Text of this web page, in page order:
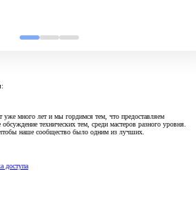
уже много лет и мы гордимся тем, что предоставляем
обсуждение технических тем, среди мастеров разного уровня.
наше сообщество было одним из лучших.
доступа